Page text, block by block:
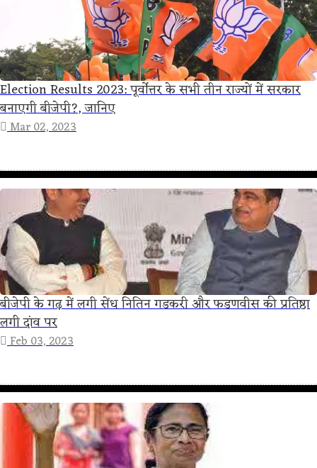
Election Results 2023: पूर्वोत्तर के सभी तीन राज्यों में सरकार
बनाएगी बीजेपी?, जानिए
Mar 02, 2023
बीजेपी के गढ़ में लगी सेंध नितिन गडकरी और फडणवीस की प्रतिष्ठा
लगी दांव पर
Feb 03, 2023